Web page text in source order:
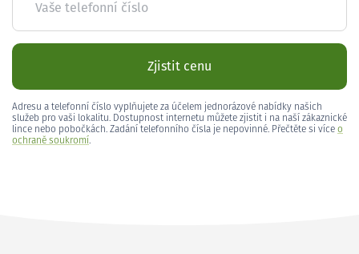
Vaše telefonní číslo
Zjistit cenu
Adresu a telefonní číslo vyplňujete za účelem jednorázové nabídky našich
služeb pro vaši lokalitu. Dostupnost internetu můžete zjistit i na naší zákaznické
lince nebo pobočkách. Zadání telefonního čísla je nepovinné. Přečtěte si více o
ochraně soukromí.